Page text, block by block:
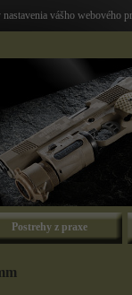
vášho webového
Postrehy z praxe